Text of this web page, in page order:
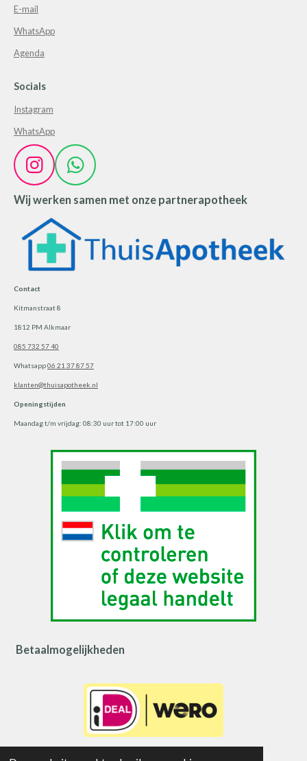
E-mail
WhatsApp
Agenda
Socials
Instagram
WhatsApp
I
n
t
a
g
r
a
m
W
h
t
A
Wij werken samen met onze partnerapotheek
Contact
Kitmanstraat 8
1812 PM Alkmaar
085 732 57 40
Whatsapp06 21 37 87 57
klanten@thuisapotheek.nl
Openingstijden
Maandag t/m vrijdag: 08:30 uur tot 17:00 uur
Betaalmogelijkheden